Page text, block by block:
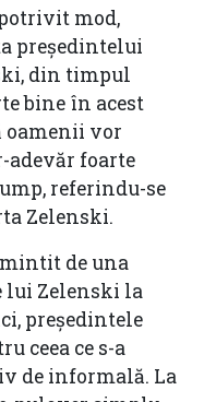
mod,
președintelui
din timpul
bine în acest
oamenii vor
adevăr foarte
referindu-se
Zelenski.
de una
lui Zelenski la
președintele
ceea ce s-a
de informală. La